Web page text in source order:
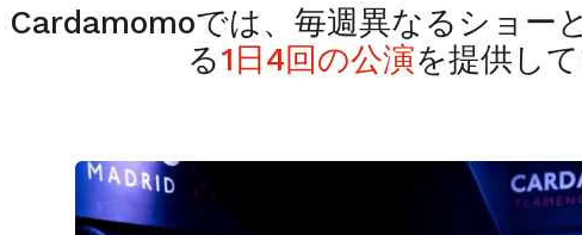
Cardamomoでは、毎週異なるショー
る1日4回の公演を提供し